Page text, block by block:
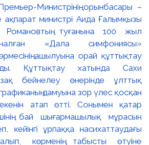
Министрінің орынбасары –
министрі Аида Ғалымқызы
туғанына 100 жыл
«Дала симфониясы»
ашылуына орай құттықтау
Құттықтау хатында Сахи
бейнелеу өнерінде ұлттық
дамуына зор үлес қосқан
атап өтті. Сонымен қатар
бай шығармашылық мұрасын
кейінгі ұрпаққа насихаттаудағы
көрменің табысты өтуіне